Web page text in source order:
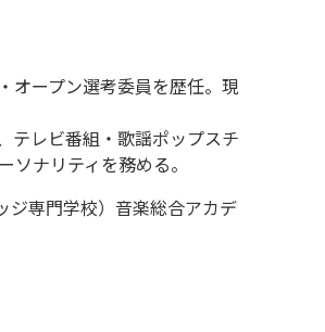
オープン選考委員を歴任。現
テレビ番組・歌謡ポップスチ
ナリティを務める。
専門学校）音楽総合アカデ